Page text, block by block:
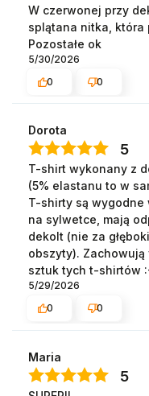
W czerwonej przy
splątana nitka, która
Pozostałe ok
5/30/2026
0
0
Dorota
5
T-shirt wykonany z
(5% elastanu to w
T-shirty są wygodne
na sylwetce, mają
dekolt (nie za
obszyty).
sztuk tych t-shirtów
5/29/2026
0
0
Maria
5